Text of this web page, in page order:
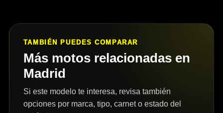
TAMBIÉN PUEDES COMPARAR
Más motos relacionadas en
Madrid
Si este modelo te interesa, revisa también
opciones por marca, tipo, carnet o estado del